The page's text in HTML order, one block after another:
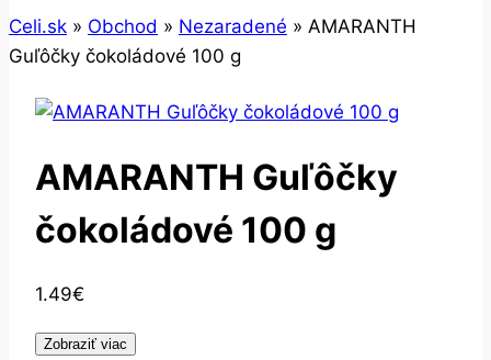
Celi.sk » Obchod » Nezaradené » AMARANTH
Guľôčky čokoládové 100 g
AMARANTH Guľôčky
čokoládové 100 g
1.49€
Zobraziť viac